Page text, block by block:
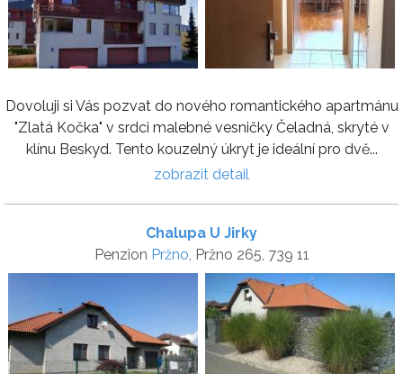
Dovoluji si Vás pozvat do nového romantického apartmánu
"Zlatá Kočka" v srdci malebné vesničky Čeladná, skryté v
klínu Beskyd. Tento kouzelný úkryt je ideální pro dvě...
zobrazit detail
Chalupa U Jirky
Penzion Pržno, Pržno 265, 739 11